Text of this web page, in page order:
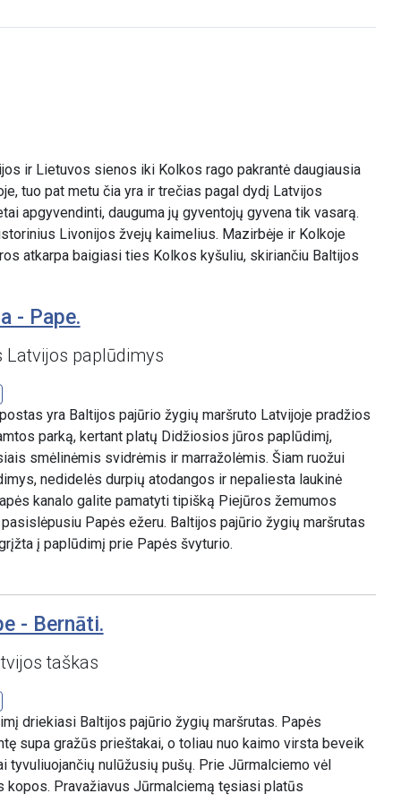
ir Lietuvos sienos iki Kolkos rago pakrantė daugiausia
tuo pat metu čia yra ir trečias pagal dydį Latvijos
apgyvendinti, dauguma jų gyventojų gyvena tik vasarą.
Livonijos žvejų kaimelius. Mazirbėje ir Kolkoje
atkarpa baigiasi ties Kolkos kyšuliu, skiriančiu Baltijos
- Pape.
paplūdimys
yra Baltijos pajūrio žygių maršruto Latvijoje pradžios
parką, kertant platų Didžiosios jūros paplūdimį,
smėlinėmis svidrėmis ir marražolėmis. Šiam ruožui
nedidelės durpių atodangos ir nepaliesta laukinė
kanalo galite pamatyti tipišką Piejūros žemumos
Papės ežeru. Baltijos pajūrio žygių maršrutas
į paplūdimį prie Papės švyturio.
- Bernāti.
taškas
driekiasi Baltijos pajūrio žygių maršrutas. Papės
supa gražūs prieštakai, o toliau nuo kaimo virsta beveik
tyvuliuojančių nulūžusių pušų. Prie Jūrmalciemo vėl
kopos. Pravažiavus Jūrmalciemą tęsiasi platūs